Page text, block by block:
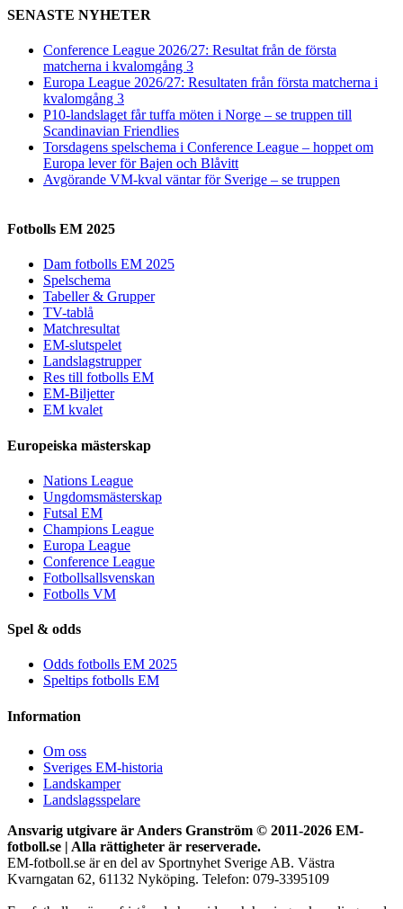
SENASTE NYHETER
Conference League 2026/27: Resultat från de första
matcherna i kvalomgång 3
Europa League 2026/27: Resultaten från första matcherna i
kvalomgång 3
P10-landslaget får tuffa möten i Norge – se truppen till
Scandinavian Friendlies
Torsdagens spelschema i Conference League – hoppet om
Europa lever för Bajen och Blåvitt
Avgörande VM-kval väntar för Sverige – se truppen
Fotbolls EM 2025
Dam fotbolls EM 2025
Spelschema
Tabeller & Grupper
TV-tablå
Matchresultat
EM-slutspelet
Landslagstrupper
Res till fotbolls EM
EM-Biljetter
EM kvalet
Europeiska mästerskap
Nations League
Ungdomsmästerskap
Futsal EM
Champions League
Europa League
Conference League
Fotbollsallsvenskan
Fotbolls VM
Spel & odds
Odds fotbolls EM 2025
Speltips fotbolls EM
Information
Om oss
Sveriges EM-historia
Landskamper
Landslagsspelare
Ansvarig utgivare är Anders Granström © 2011-2026 EM-
fotboll.se | Alla rättigheter är reserverade.
EM-fotboll.se är en del av Sportnyhet Sverige AB. Västra
Kvarngatan 62, 61132 Nyköping. Telefon: 079-3395109